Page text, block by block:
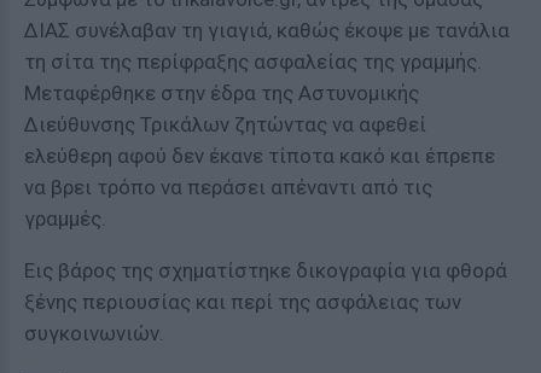
ΔΙΑΣ συνέλαβαν τη γιαγιά, καθώς έκοψε με τανάλια
τη σίτα της περίφραξης ασφαλείας της γραμμής.
Μεταφέρθηκε στην έδρα της Αστυνομικής
Διεύθυνσης Τρικάλων ζητώντας να αφεθεί
ελεύθερη αφού δεν έκανε τίποτα κακό και έπρεπε
να βρει τρόπο να περάσει απέναντι από τις
γραμμές.
Εις βάρος της σχηματίστηκε δικογραφία για φθορά
ξένης περιουσίας και περί της ασφάλειας των
συγκοινωνιών.